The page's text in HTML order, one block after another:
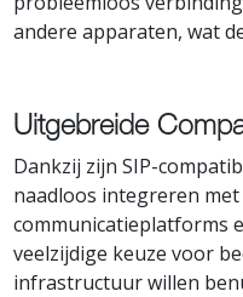
andere apparaten, wat
Uitgebreide
Dankzij zijn SIP-
naadloos integreren
communicatieplatforms
veelzijdige keuze voor
infrastructuur willen